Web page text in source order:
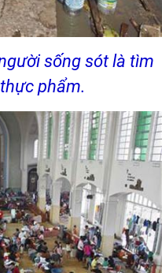
sống sót là tìm
phẩm.